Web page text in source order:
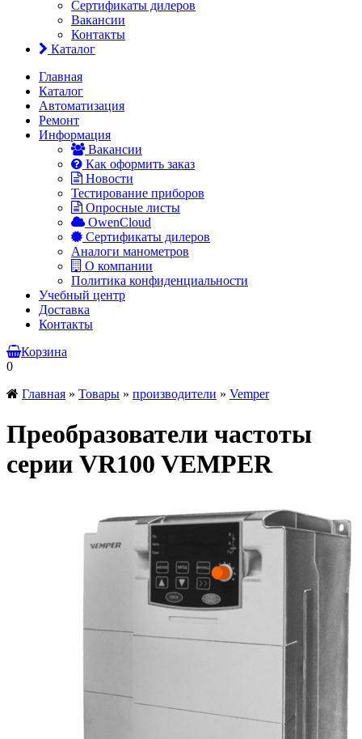
Сертификаты дилеров
Вакансии
Контакты
Каталог
Главная
Каталог
Автоматизация
Ремонт
Информация
Вакансии
Как оформить заказ
Новости
Тестирование приборов
Опросные листы
OwenCloud
Сертификаты дилеров
Аналоги манометров
О компании
Политика конфиденциальности
Учебный центр
Доставка
Контакты
Корзина
0
Главная » Товары » производители » Vemper
Преобразователи частоты
серии VR100 VEMPER